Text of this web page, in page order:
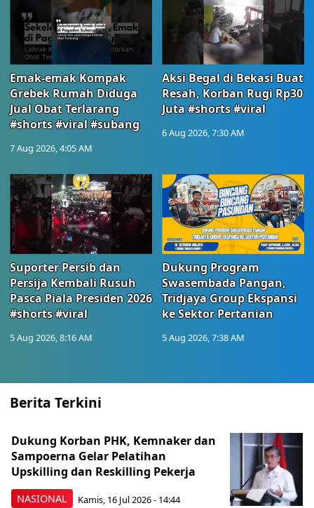
Emak-emak Kompak
Grebek Rumah Diduga
Jual Obat Terlarang
#shorts #viral #subang
7 Aug 2026, 4:05 AM
Aksi Begal di Bekasi Buat
Resah, Korban Rugi Rp30
Juta #shorts #viral
6 Aug 2026, 7:30 AM
Suporter Persib dan
Persija Kembali Rusuh
Pasca Piala Presiden 2026
#shorts #viral
5 Aug 2026, 8:16 AM
Dukung Program
Swasembada Pangan,
Tridjaya Group Ekspansi
ke Sektor Pertanian
5 Aug 2026, 7:38 AM
Berita Terkini
NASIONAL
Dukung Korban PHK, Kemnaker dan
Sampoerna Gelar Pelatihan
Upskilling dan Reskilling Pekerja
Kamis, 16 Jul 2026 - 14:44